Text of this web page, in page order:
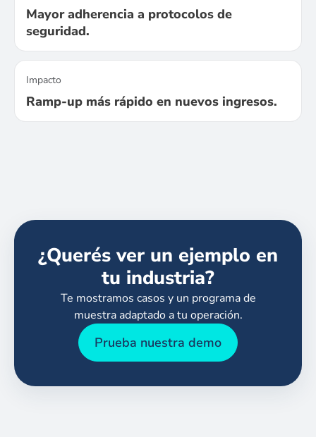
Mayor adherencia a protocolos de
seguridad.
Impacto
Ramp-up más rápido en nuevos ingresos.
¿Querés ver un ejemplo en
tu industria?
Te mostramos casos y un programa de
muestra adaptado a tu operación.
Prueba nuestra demo